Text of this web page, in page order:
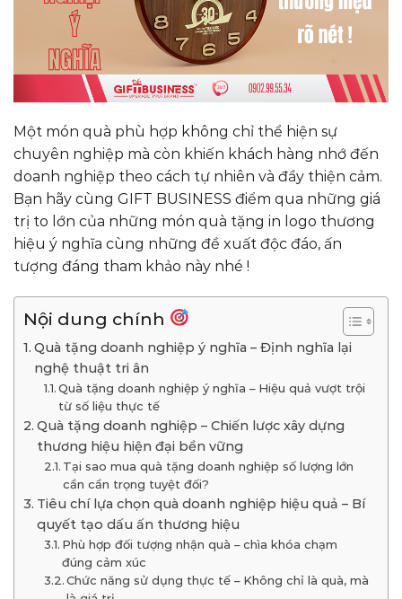
Một món quà phù hợp không chỉ thể hiện sự
chuyên nghiệp mà còn khiến khách hàng nhớ đến
doanh nghiệp theo cách tự nhiên và đầy thiện cảm.
Bạn hãy cùng GIFT BUSINESS điểm qua những giá
trị to lớn của những món quà tặng in logo thương
hiệu ý nghĩa cùng những đề xuất độc đáo, ấn
tượng đáng tham khảo này nhé !
Nội dung chính
Quà tặng doanh nghiệp ý nghĩa – Định nghĩa lại
nghệ thuật tri ân
Quà tặng doanh nghiệp ý nghĩa – Hiệu quả vượt trội
từ số liệu thực tế
Quà tặng doanh nghiệp – Chiến lược xây dựng
thương hiệu hiện đại bền vững
Tại sao mua quà tặng doanh nghiệp số lượng lớn
cần cẩn trọng tuyệt đối?
Tiêu chí lựa chọn quà doanh nghiệp hiệu quả – Bí
quyết tạo dấu ấn thương hiệu
Phù hợp đối tượng nhận quà – chìa khóa chạm
đúng cảm xúc
Chức năng sử dụng thực tế – Không chỉ là quà, mà